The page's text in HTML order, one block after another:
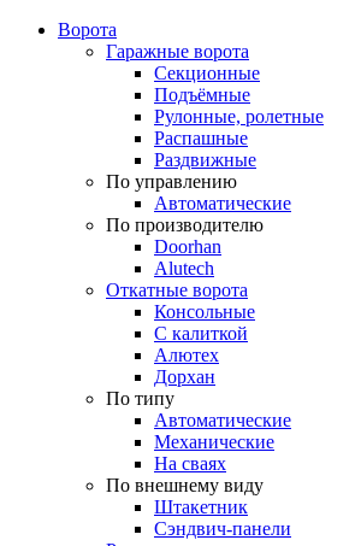
Ворота
Гаражные ворота
Секционные
Подъёмные
Рулонные, ролетные
Распашные
Раздвижные
По управлению
Автоматические
По производителю
Doorhan
Alutech
Откатные ворота
Консольные
С калиткой
Алютех
Дорхан
По типу
Автоматические
Механические
На сваях
По внешнему виду
Штакетник
Сэндвич-панели